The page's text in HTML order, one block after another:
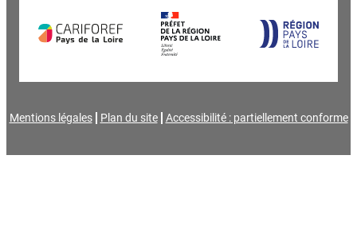
Mentions légales Plan du site Accessibilité : partiellement conforme